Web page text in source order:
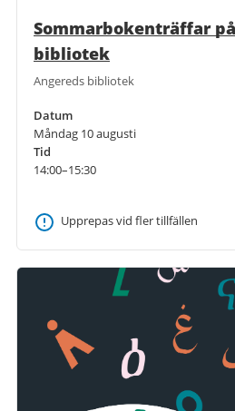
Sommarbokenträffar
bibliotek
Angereds bibliotek
Datum
Måndag 10 augusti
Tid
14:00–15:30
Upprepas vid fler tillfällen